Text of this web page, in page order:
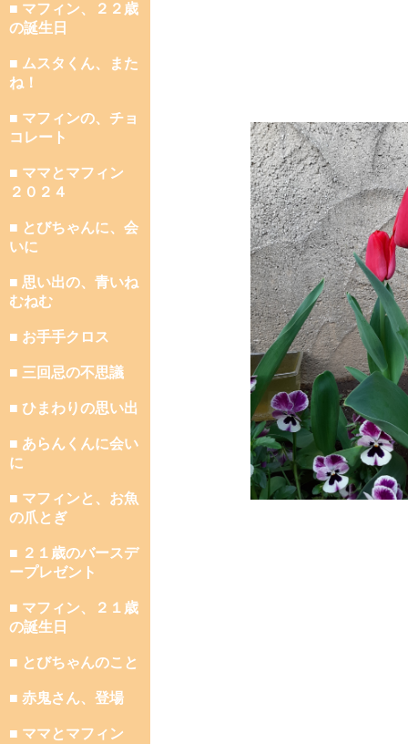
■ マフィン、２２歳
の誕生日
■ ムスタくん、また
ね！
■ マフィンの、チョ
コレート
■ ママとマフィン
２０２４
■ とびちゃんに、会
いに
■ 思い出の、青いね
むねむ
■ お手手クロス
■ 三回忌の不思議
■ ひまわりの思い出
■ あらんくんに会い
に
■ マフィンと、お魚
の爪とぎ
■ ２１歳のバースデ
ープレゼント
■ マフィン、２１歳
の誕生日
■ とびちゃんのこと
■ 赤鬼さん、登場
■ ママとマフィン